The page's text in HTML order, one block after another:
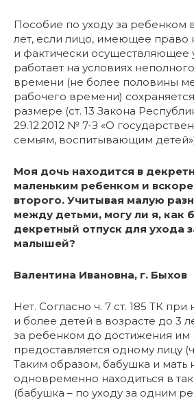
Пособие по уходу за ребенком
лет, если лицо, имеющее право
и фактически осуществляющее
работает на условиях
времени (не более половины
рабочего времени)
размере (ст. 13 Закона
29.12.2012 № 7-З «О
семьям, воспитывающим
Моя дочь находится в
маленьким ребенком и
второго. Учитывая малую
между детьми, могу ли я, как
декретный отпуск для ухода
малышей?
Валентина Ивановна, г. Быхов
Нет. Согласно ч. 7 ст. 185 ТК
и более детей в возрасте до 3
за ребенком до достижения им
предоставляется одному лицу
Таким образом, бабушка и мать
одновременно находиться в
(бабушка – по уходу за одним